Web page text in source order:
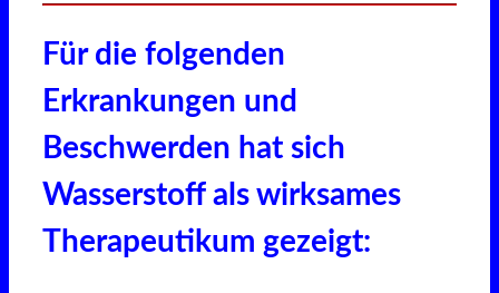
Für die folgenden
Erkrankungen und
Beschwerden hat sich
Wasserstoff als wirksames
Therapeutikum gezeigt: